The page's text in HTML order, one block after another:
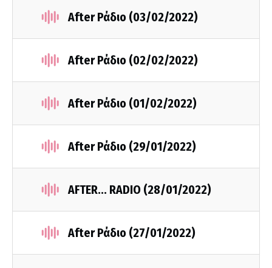
After Ράδιο (03/02/2022)
After Ράδιο (02/02/2022)
After Ράδιο (01/02/2022)
After Ράδιο (29/01/2022)
AFTER... RADIO (28/01/2022)
After Ράδιο (27/01/2022)